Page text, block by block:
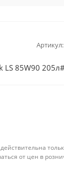
Артикул:
LS 85W90
от цен в